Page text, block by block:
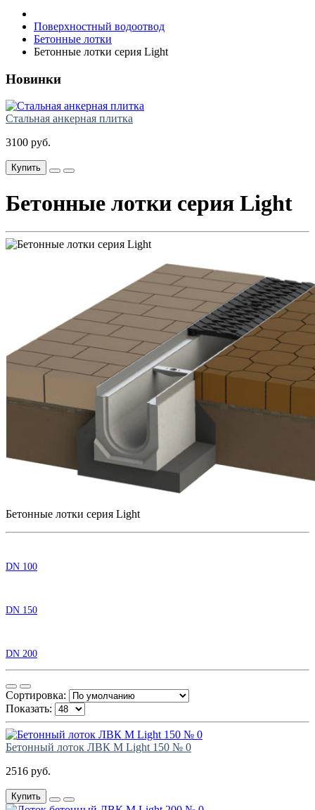
Поверхностный водоотвод
Бетонные лотки
Бетонные лотки серия Light
Новинки
Стальная анкерная плитка
3100 руб.
Купить
Бетонные лотки серия Light
Бетонные лотки серия Light
DN 100
DN 150
DN 200
Сортировка:
Показать:
Бетонный лоток ЛВК М Light 150 № 0
2516 руб.
Купить